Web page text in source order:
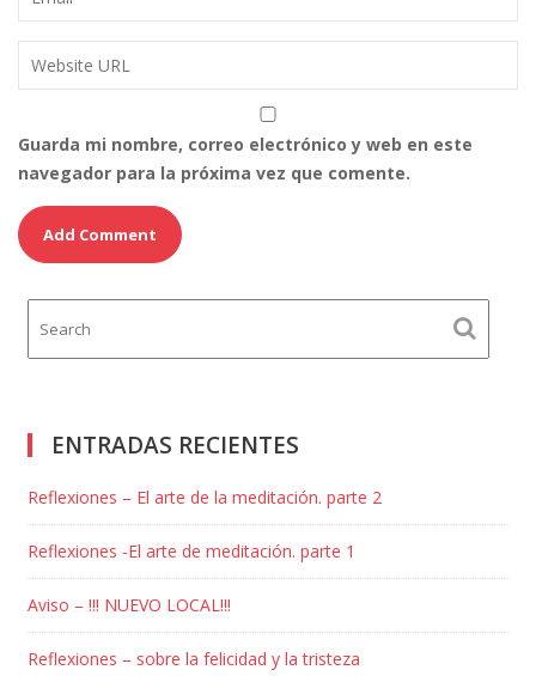
Guarda mi nombre, correo electrónico y web en este
navegador para la próxima vez que comente.
ENTRADAS RECIENTES
Reflexiones – El arte de la meditación. parte 2
Reflexiones -El arte de meditación. parte 1
Aviso – !!! NUEVO LOCAL!!!
Reflexiones – sobre la felicidad y la tristeza